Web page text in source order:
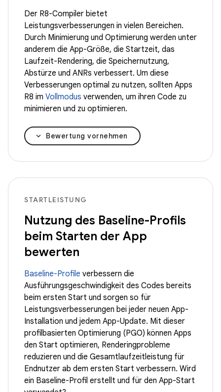
Der R8-Compiler bietet
Leistungsverbesserungen in vielen Bereichen.
Durch Minimierung und Optimierung werden unter
anderem die App-Größe, die Startzeit, das
Laufzeit-Rendering, die Speichernutzung,
Abstürze und ANRs verbessert. Um diese
Verbesserungen optimal zu nutzen, sollten Apps
R8 im Vollmodus verwenden, um ihren Code zu
minimieren und zu optimieren.
Bewertung vornehmen
STARTLEISTUNG
Nutzung des Baseline-Profils
beim Starten der App
bewerten
Baseline-Profile verbessern die
Ausführungsgeschwindigkeit des Codes bereits
beim ersten Start und sorgen so für
Leistungsverbesserungen bei jeder neuen App-
Installation und jedem App-Update. Mit dieser
profilbasierten Optimierung (PGO) können Apps
den Start optimieren, Renderingprobleme
reduzieren und die Gesamtlaufzeitleistung für
Endnutzer ab dem ersten Start verbessern. Wird
ein Baseline-Profil erstellt und für den App-Start